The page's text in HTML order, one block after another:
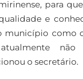
para
e
município como
não
o secretário.